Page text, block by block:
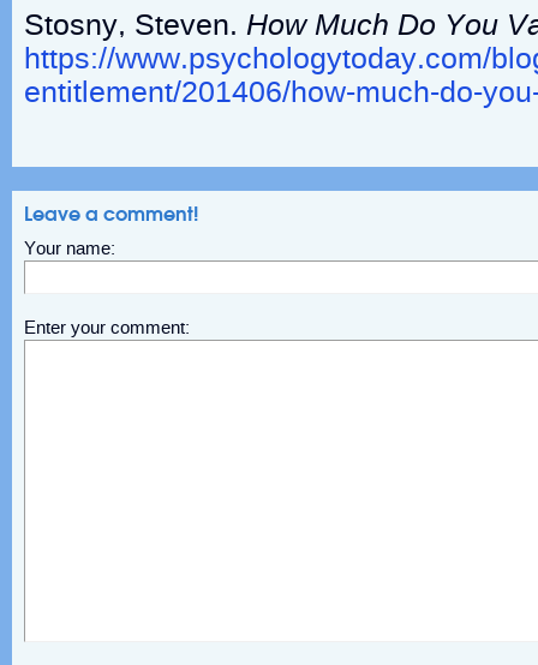
Stosny, Steven. How Much Do You
https://www.psychologytoday.com/
entitlement/201406/how-much-do-
Leave a comment!
Your name:
Enter your comment: